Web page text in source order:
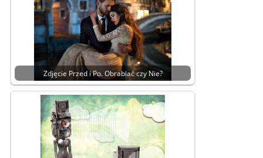
Zdjęcie Przed i Po. Obrabiać czy Nie?